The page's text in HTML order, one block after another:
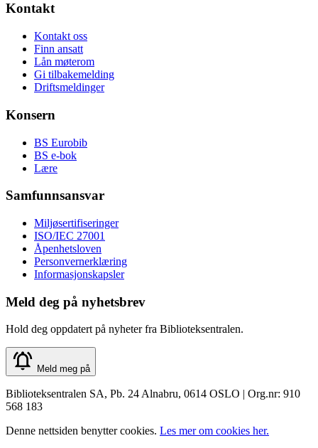
Kontakt
Kontakt oss
Finn ansatt
Lån møterom
Gi tilbakemelding
Driftsmeldinger
Konsern
BS Eurobib
BS e-bok
Lære
Samfunnsansvar
Miljøsertifiseringer
ISO/IEC 27001
Åpenhetsloven
Personvernerklæring
Informasjonskapsler
Meld deg på nyhetsbrev
Hold deg oppdatert på nyheter fra Biblioteksentralen.
Meld meg på
Biblioteksentralen SA, Pb. 24 Alnabru, 0614 OSLO | Org.nr: 910
568 183
Denne nettsiden benytter cookies. Les mer om cookies her.